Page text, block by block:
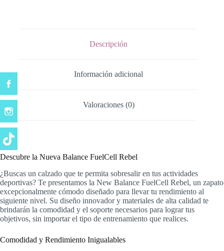
Descripción
Información adicional
Valoraciones (0)
Descubre la Nueva Balance FuelCell Rebel
¿Buscas un calzado que te permita sobresalir en tus actividades
deportivas? Te presentamos la New Balance FuelCell Rebel, un zapato
excepcionalmente cómodo diseñado para llevar tu rendimiento al
siguiente nivel. Su diseño innovador y materiales de alta calidad te
brindarán la comodidad y el soporte necesarios para lograr tus
objetivos, sin importar el tipo de entrenamiento que realices.
Comodidad y Rendimiento Inigualables